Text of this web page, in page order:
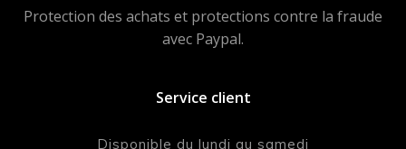
Protection des achats et protections contre la fraude
avec Paypal.
Service client
Disponible du lundi au samedi